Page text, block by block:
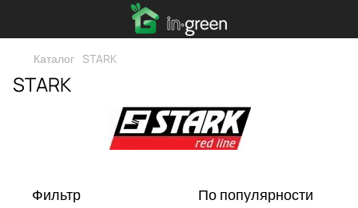
Каталог STARK
STARK
Фильтр По популярности